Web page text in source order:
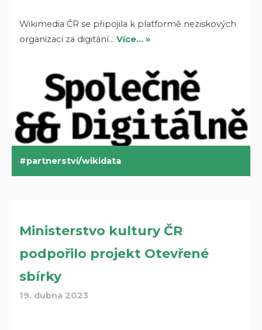
Wikimedia ČR se připojila k platformě neziskových
organizací za digitání…Více… »
partnerství/wikidata
Ministerstvo kultury ČR
podpořilo projekt Otevřené
sbírky
19. dubna 2023